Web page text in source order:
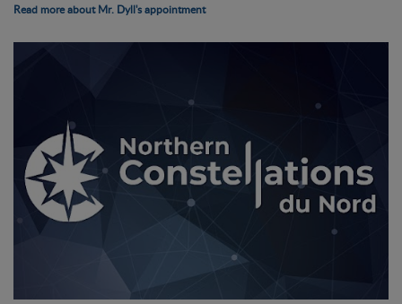
Read more about Mr. Dyll's appointment